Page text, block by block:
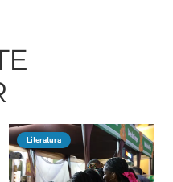
Literatura